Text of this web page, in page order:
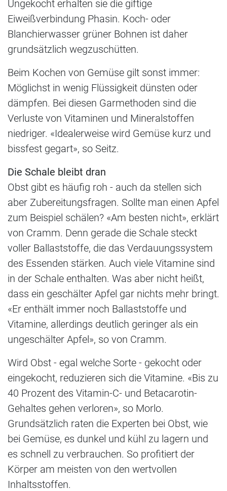
Ungekocht erhalten sie die giftige
Eiweißverbindung Phasin. Koch- oder
Blanchierwasser grüner Bohnen ist daher
grundsätzlich wegzuschütten.
Beim Kochen von Gemüse gilt sonst immer:
Möglichst in wenig Flüssigkeit dünsten oder
dämpfen. Bei diesen Garmethoden sind die
Verluste von Vitaminen und Mineralstoffen
niedriger. «Idealerweise wird Gemüse kurz und
bissfest gegart», so Seitz.
Die Schale bleibt dran
Obst gibt es häufig roh - auch da stellen sich
aber Zubereitungsfragen. Sollte man einen Apfel
zum Beispiel schälen? «Am besten nicht», erklärt
von Cramm. Denn gerade die Schale steckt
voller Ballaststoffe, die das Verdauungssystem
des Essenden stärken. Auch viele Vitamine sind
in der Schale enthalten. Was aber nicht heißt,
dass ein geschälter Apfel gar nichts mehr bringt.
«Er enthält immer noch Ballaststoffe und
Vitamine, allerdings deutlich geringer als ein
ungeschälter Apfel», so von Cramm.
Wird Obst - egal welche Sorte - gekocht oder
eingekocht, reduzieren sich die Vitamine. «Bis zu
40 Prozent des Vitamin-C- und Betacarotin-
Gehaltes gehen verloren», so Morlo.
Grundsätzlich raten die Experten bei Obst, wie
bei Gemüse, es dunkel und kühl zu lagern und
es schnell zu verbrauchen. So profitiert der
Körper am meisten von den wertvollen
Inhaltsstoffen.